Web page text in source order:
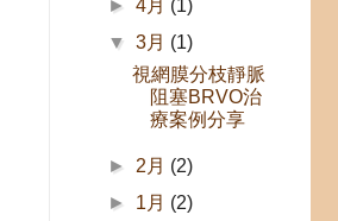
►4月 (1)
▼3月 (1)
視網膜分枝靜脈
阻塞BRVO治
療案例分享
► 2月 (2)
► 1月 (2)